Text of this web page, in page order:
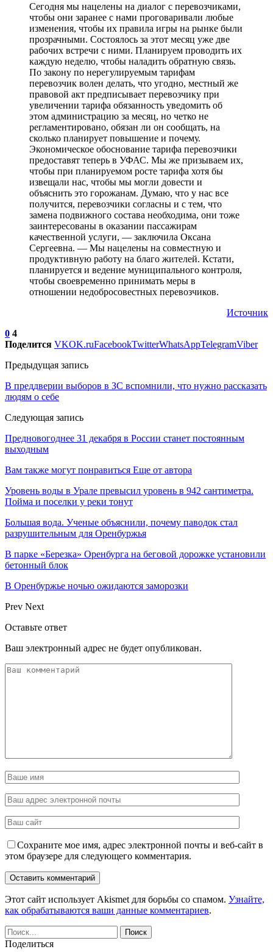
Сегодня мы нацелены на диалог с перевозчиками,
чтобы они заранее с нами проговаривали любые
изменения, чтобы их правила игры на рынке были
прозрачными. Состоялось за этот месяц уже две
рабочих встречи с ними. Планируем проводить их
каждую неделю, чтобы наладить обратную связь.
По закону по нерегулируемым тарифам
перевозчик волен делать, что угодно, местный же
правовой акт предписывает перевозчику при
увеличении тарифа обязанность уведомить об
этом администрацию за месяц, но четко не
регламентировано, обязан ли он сообщать, на
сколько планирует повышение и почему.
Экономическое обоснование тарифа перевозчики
предоставят теперь в УФАС. Мы же призываем их,
чтобы при планируемом росте тарифа хотя бы
извещали нас, чтобы мы могли довести и
объяснить это горожанам. Думаю, что у нас все
получится, перевозчики согласны и с тем, что
замена подвижного состава необходима, они тоже
заинтересованы в оказании пассажирам
качественной услуги, — заключила Оксана
Сергеевна. — Мы нацелены на совместную и
продуктивную работу на благо жителей. Кстати,
планируется и ведение муниципального контроля,
чтобы своевременно принимать меры в
отношении недобросовестных перевозчиков.
Источник
0 4
Поделится VKOK.ruFacebookTwitterWhatsAppTelegramViber
Предыдущая запись
В преддверии выборов в ЗС вспомнили, что нужно рассказать
людям о себе
Следующая запись
Предновогоднее 31 декабря в России станет постоянным
выходным
Вам также могут понравиться Еще от автора
Уровень воды в Урале превысил уровень в 942 сантиметра.
Пойма и поселки у реки тонут
Большая вода. Ученые объяснили, почему паводок стал
разрушительным для Оренбуржья
В парке «Березка» Оренбурга на беговой дорожке установили
бетонный блок
В Оренбуржье ночью ожидаются заморозки
Prev Next
Оставьте ответ
Ваш электронный адрес не будет опубликован.
Сохраните мое имя, адрес электронной почты и веб-сайт в
этом браузере для следующего комментария.
Этот сайт использует Akismet для борьбы со спамом. Узнайте,
как обрабатываются ваши данные комментариев.
Поделиться